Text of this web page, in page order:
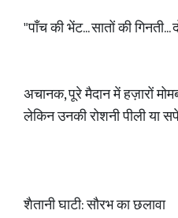
"पाँच की भेंट... सातों की गिनती...
अचानक, पूरे मैदान में हज़ारों
लेकिन उनकी रोशनी पीली या
शैतानी घाटी: सौरभ का छलावा